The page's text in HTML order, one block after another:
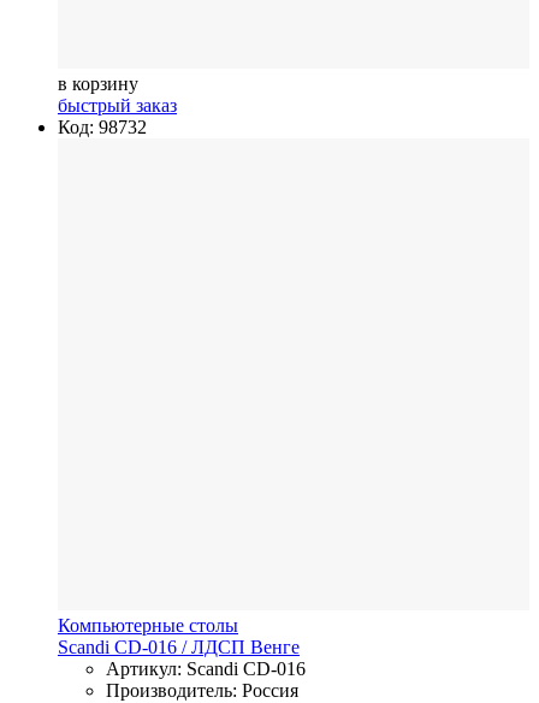
в корзину
быстрый заказ
Код: 98732
Компьютерные столы
Scandi CD-016 / ЛДСП Венге
Артикул: Scandi CD-016
Производитель: Россия